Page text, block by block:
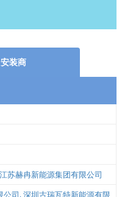
安装商
江苏赫冉新能源集团有限公司
公司,深圳古瑞瓦特新能源有限